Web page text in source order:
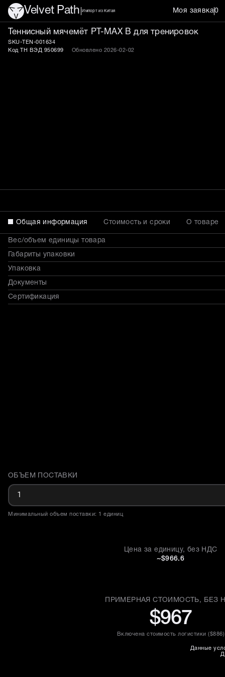
Velvet Path Импорт из Китая Моя заявка0
Теннисный мячемёт PT-
Теннисный мячемёт PT-MAX B для тренировок
SKU-TEN-001634
Код ТН ВЭД 950699
Обновлено 2026-02-02
Общая информация Стоимость и сроки О товаре
Вес/объем единицы товара
Габариты упаковки
Упаковка
Документы
Сертификация
Доставка и объем поставки
ОБЪЕМ ПОСТАВКИ
Минимальный объем поставки: 1 единиц
Цена за единицу, без НДС
~$966.6
ПРИМЕРНАЯ СТОИМОСТЬ, БЕЗ
$967
Включена стоимость логистики ($886)
Данные